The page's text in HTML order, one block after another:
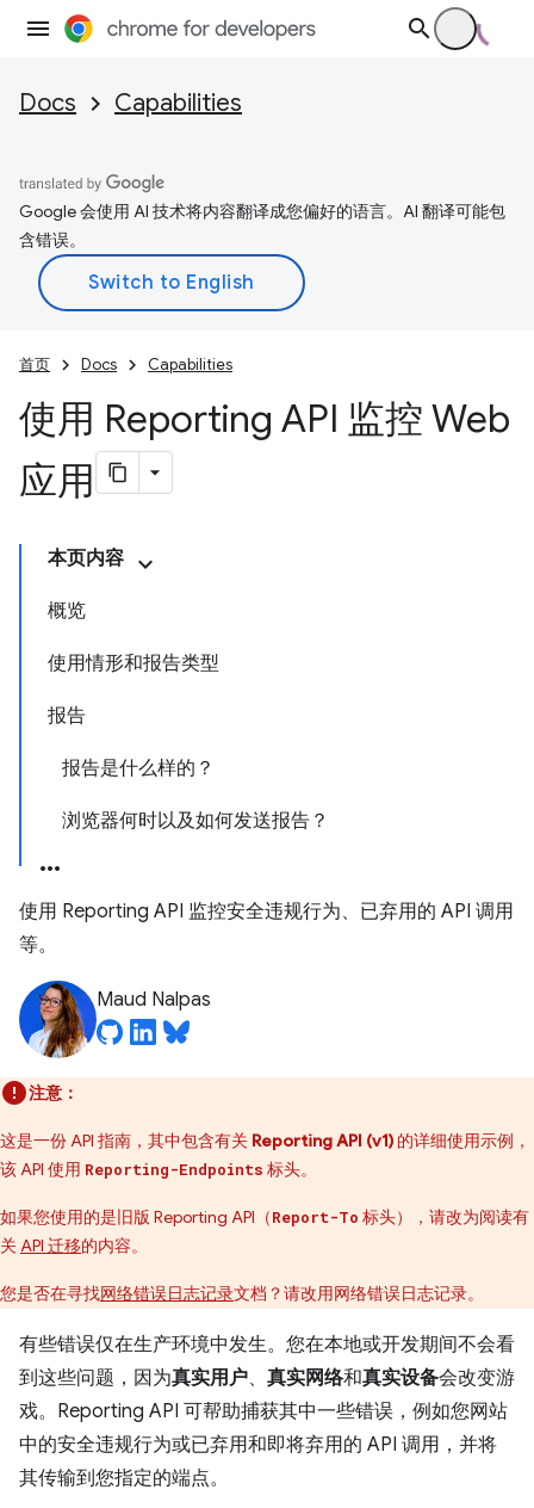
Docs Capabilities
Google 会使用 AI 技术将内容翻译成您偏好的语言。AI 翻译可能包
含错误。
首页 Docs Capabilities
使用 Reporting API 监控 Web
应用
本页内容
概览
使用情形和报告类型
报告
报告是什么样的？
浏览器何时以及如何发送报告？
使用 Reporting API 监控安全违规行为、已弃用的 API 调用
等。
Maud Nalpas
注意：
这是一份 API 指南，其中包含有关 Reporting API (v1) 的详细使用示例，
该 API 使用 Reporting-Endpoints 标头。
如果您使用的是旧版 Reporting API（Report-To 标头），请改为阅读有
关API 迁移的内容。
您是否在寻找网络错误日志记录文档？请改用网络错误日志记录。
有些错误仅在生产环境中发生。您在本地或开发期间不会看
到这些问题，因为真实用户、 真实网络和真实设备会改变游
戏。Reporting API 可帮助捕获其中一些错误，例如您网站
中的安全违规行为或已弃用和即将弃用的 API 调用，并将
其传输到您指定的端点。